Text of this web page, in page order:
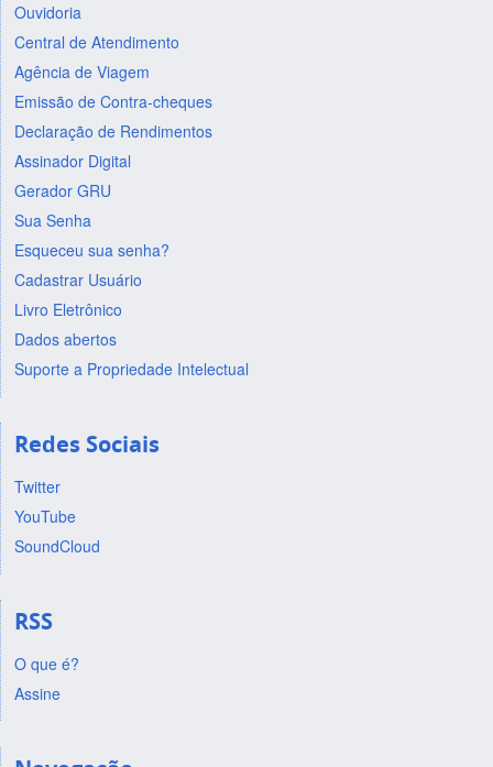
Ouvidoria
Central de Atendimento
Agência de Viagem
Emissão de Contra-cheques
Declaração de Rendimentos
Assinador Digital
Gerador GRU
Sua Senha
Esqueceu sua senha?
Cadastrar Usuário
Livro Eletrônico
Dados abertos
Suporte a Propriedade Intelectual
Redes Sociais
Twitter
YouTube
SoundCloud
RSS
O que é?
Assine